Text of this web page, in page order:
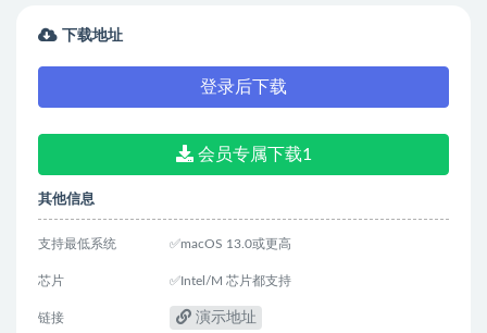
下载地址
登录后下载
会员专属下载1
其他信息
支持最低系统 ✅macOS 13.0或更高
芯片 ✅Intel/M 芯片都支持
链接 演示地址